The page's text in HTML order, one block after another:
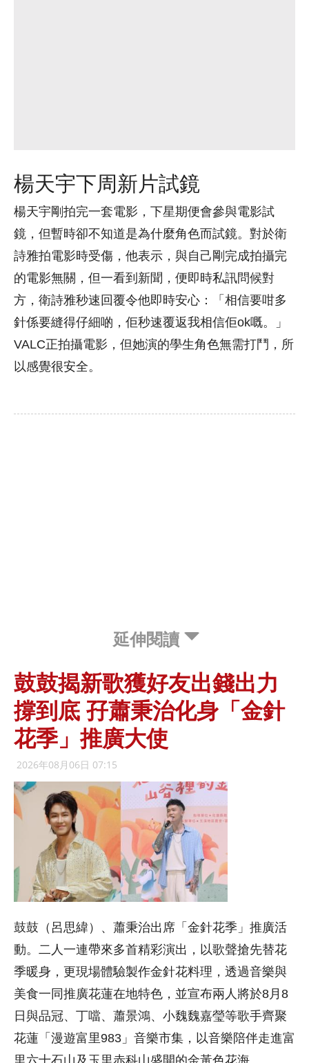
楊天宇下周新片試鏡
楊天宇剛拍完一套電影，下星期便會參與電影試
鏡，但暫時卻不知道是為什麼角色而試鏡。對於衛
詩雅拍電影時受傷，他表示，與自己剛完成拍攝完
的電影無關，但一看到新聞，便即時私訊問候對
方，衛詩雅秒速回覆令他即時安心：「相信要咁多
針係要縫得仔細啲，佢秒速覆返我相信佢ok嘅。」
VALC正拍攝電影，但她演的學生角色無需打鬥，所
以感覺很安全。
延伸閱讀
鼓鼓揭新歌獲好友出錢出力
撐到底 孖蕭秉治化身「金針
花季」推廣大使
2026年08月06日 07:15
鼓鼓（呂思緯）、蕭秉治出席「金針花季」推廣活
動。二人一連帶來多首精彩演出，以歌聲搶先替花
季暖身，更現場體驗製作金針花料理，透過音樂與
美食一同推廣花蓮在地特色，並宣布兩人將於8月8
日與品冠、丁噹、蕭景鴻、小魏魏嘉瑩等歌手齊聚
花蓮「漫遊富里983」音樂市集，以音樂陪伴走進富
里六十石山及玉里赤科山盛開的金黃色花海。